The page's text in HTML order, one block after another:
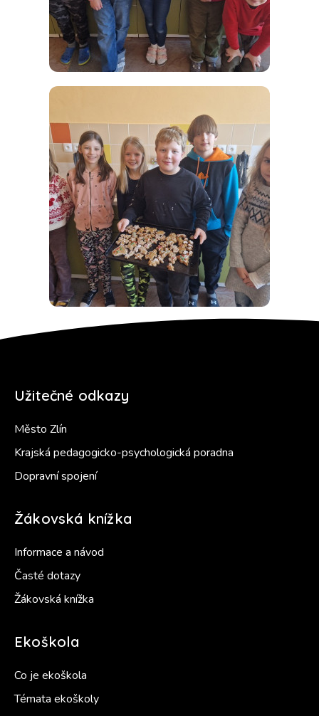
Užitečné odkazy
Město Zlín
Krajská pedagogicko-psychologická poradna
Dopravní spojení
Žákovská knížka
Informace a návod
Časté dotazy
Žákovská knížka
Ekoškola
Co je ekoškola
Témata ekoškoly